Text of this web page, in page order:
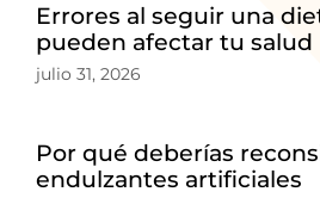
Errores al seguir una
pueden afectar tu salud
julio 31, 2026
Por qué deberías
endulzantes artificiales